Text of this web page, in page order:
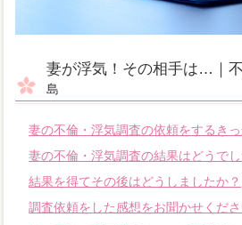
妻が浮気！その相手は…｜
島
妻の不倫・浮気調査の依頼をするきっ
妻の不倫・浮気調査の結果はどうでし
結果を得てその後はどうしましたか？
調査依頼をした感想をお聞かせくださ